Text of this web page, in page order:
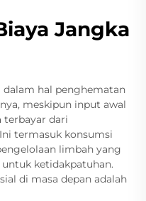
Jangka
dalam hal penghematan
meskipun input awal
terbayar dari
termasuk konsumsi
limbah yang
ketidakpatuhan.
di masa depan adalah